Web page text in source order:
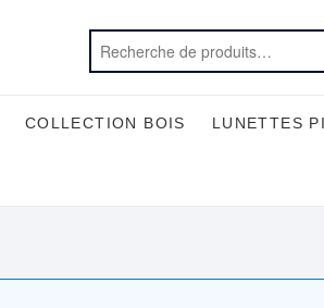
COLLECTION BOIS LUNETTES